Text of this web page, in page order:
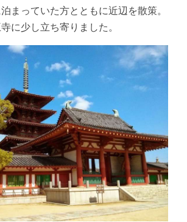
まっていた方とともに近辺を散策。
に少し立ち寄りました。